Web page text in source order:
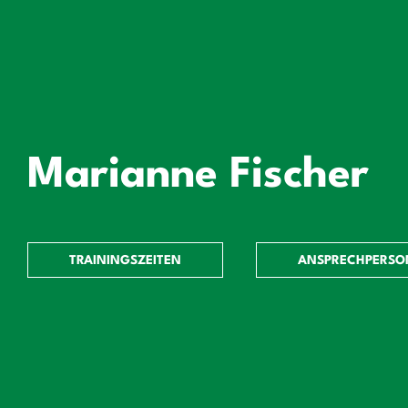
Marianne Fischer
TRAININGSZEITEN